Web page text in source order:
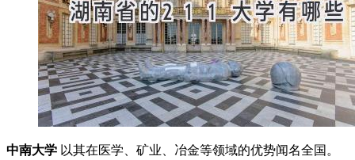
中南大学 以其在医学、矿业、冶金等领域的优势闻名全国。